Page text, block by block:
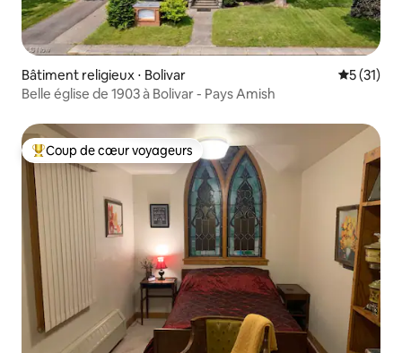
Bâtiment religieux ⋅ Bolivar
5 (31)
Belle église de 1903 à Bolivar - Pays Amish
Coups de cœur voyageurs les plus appréciés
Coup de cœur voyageurs